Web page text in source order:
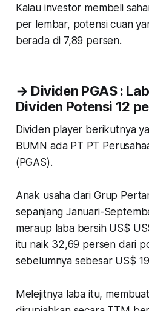
Kalau investor membeli
per lembar, potensi cuan
berada di 7,89 persen.
→ Dividen PGAS :
Dividen Potensi 12
Dividen player berikutnya
BUMN ada PT PT
(PGAS).
Anak usaha dari Grup
sepanjang Januari-
meraup laba bersih US$
itu naik 32,69 persen dari
sebelumnya sebesar US$
Melejitnya laba itu,